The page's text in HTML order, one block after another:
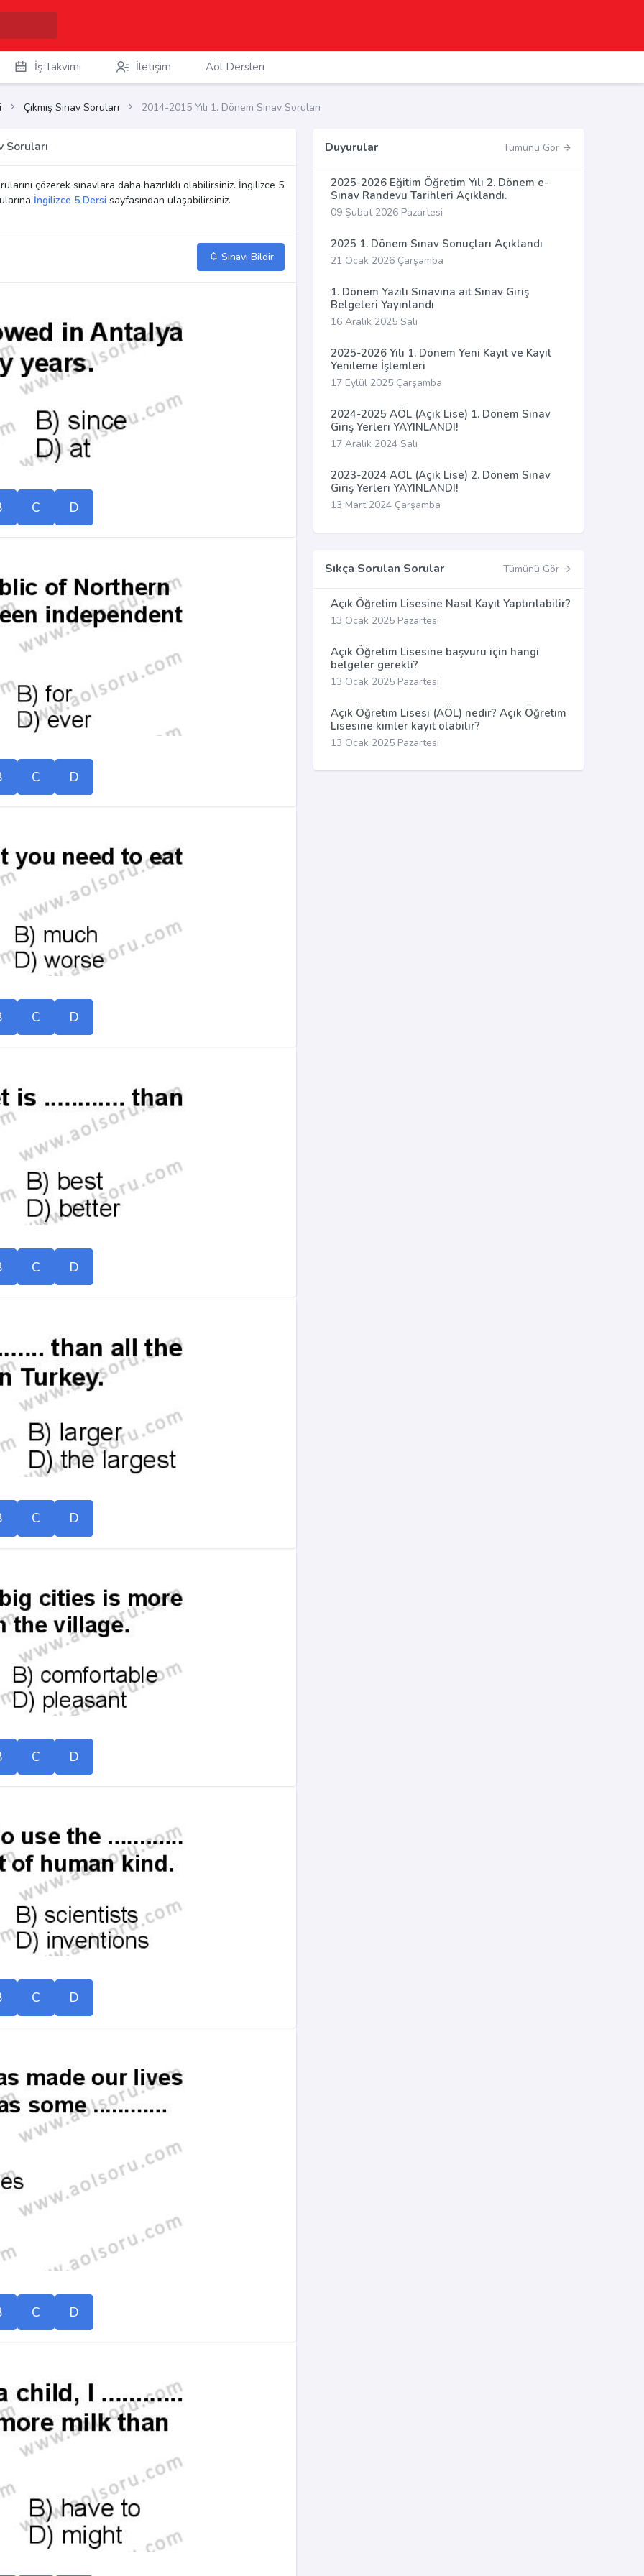
İş Takvimi İletişim Aöl Dersleri
Çıkmış Sınav Soruları 2014-2015 Yılı 1. Dönem Sınav Soruları
Soruları
çözerek sınavlara daha hazırlıklı olabilirsiniz. İngilizce 5
İngilizce 5 Dersi sayfasından ulaşabilirsiniz.
Sınavı Bildir
C D
C D
C D
C D
C D
C D
C D
C D
Duyurular Tümünü Gör
2025-2026 Eğitim Öğretim Yılı 2. Dönem e-
Sınav Randevu Tarihleri Açıklandı.
09 Şubat 2026 Pazartesi
2025 1. Dönem Sınav Sonuçları Açıklandı
21 Ocak 2026 Çarşamba
1. Dönem Yazılı Sınavına ait Sınav Giriş
Belgeleri Yayınlandı
16 Aralık 2025 Salı
2025-2026 Yılı 1. Dönem Yeni Kayıt ve Kayıt
Yenileme İşlemleri
17 Eylül 2025 Çarşamba
2024-2025 AÖL (Açık Lise) 1. Dönem Sınav
Giriş Yerleri YAYINLANDI!
17 Aralık 2024 Salı
2023-2024 AÖL (Açık Lise) 2. Dönem Sınav
Giriş Yerleri YAYINLANDI!
13 Mart 2024 Çarşamba
Sıkça Sorulan Sorular Tümünü Gör
Açık Öğretim Lisesine Nasıl Kayıt Yaptırılabilir?
13 Ocak 2025 Pazartesi
Açık Öğretim Lisesine başvuru için hangi
belgeler gerekli?
13 Ocak 2025 Pazartesi
Açık Öğretim Lisesi (AÖL) nedir? Açık Öğretim
Lisesine kimler kayıt olabilir?
13 Ocak 2025 Pazartesi